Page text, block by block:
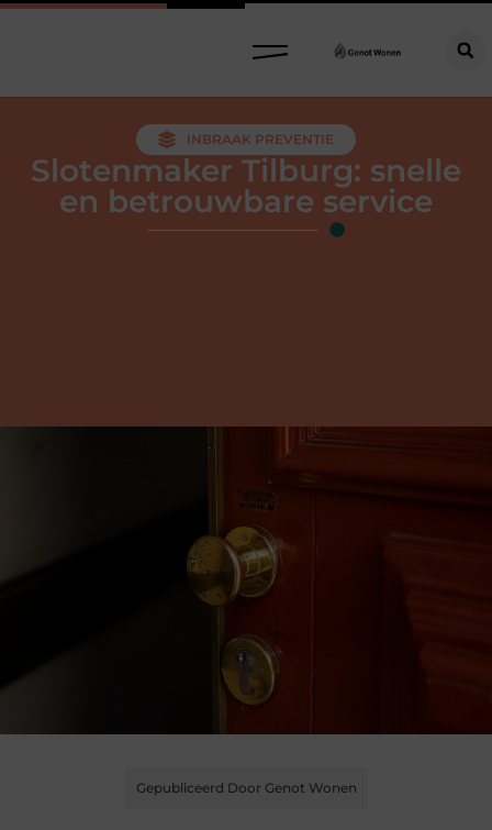
INBRAAK PREVENTIE
Slotenmaker Tilburg: snelle
en betrouwbare service
Gepubliceerd Door Genot Wonen